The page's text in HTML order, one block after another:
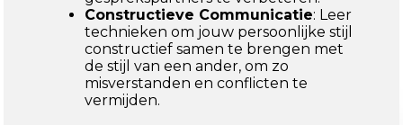
Constructieve Communicatie: Leer
technieken om jouw persoonlijke stijl
constructief samen te brengen met
de stijl van een ander, om zo
misverstanden en conflicten te
vermijden.